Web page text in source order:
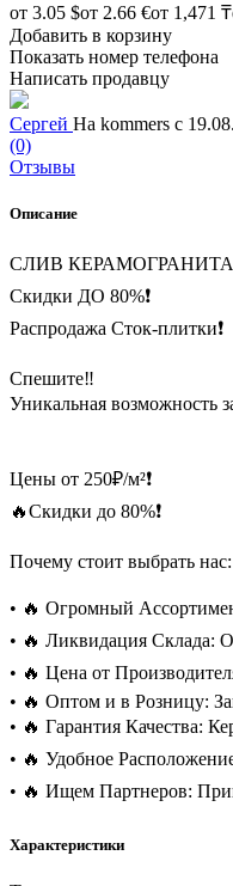
от 3.05 $от 2.66 €от 1,471 ₸
Добавить в корзину
Показать номер телефона
Написать продавцу
Сергей На kommers с
(0)
Отзывы
Описание
СЛИВ
Скидки ДО 80%❗️
Распродажа Сток-плитки❗️
Спешите‼️
Уникальная возможность
Цены от 250₽/м²❗️
🔥Скидки до 80%❗️
Почему стоит выбрать нас:
• 🔥 Огромный
• 🔥 Ликвидация Склада:
• 🔥 Цена от
• 🔥 Оптом и в Розницу:
• 🔥 Гарантия Качества:
• 🔥 Удобное
• 🔥 Ищем Партнеров:
Характеристики